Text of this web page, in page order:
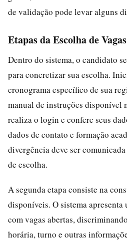
de validação pode levar alguns
Etapas da Escolha de Vagas
Dentro do sistema, o candidato
para concretizar sua escolha.
cronograma específico de sua
manual de instruções disponível
realiza o login e confere seus
dados de contato e formação
divergência deve ser
de escolha.
A segunda etapa consiste na
disponíveis. O sistema apresenta
com vagas abertas,
horária, turno e outras